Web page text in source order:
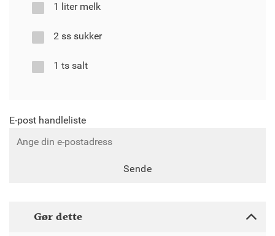
1 liter melk
2 ss sukker
1 ts salt
E-post handleliste
Sende
Gør dette